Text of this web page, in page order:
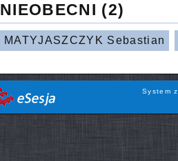
NIEOBECNI (2)
MATYJASZCZYK Sebastian
System